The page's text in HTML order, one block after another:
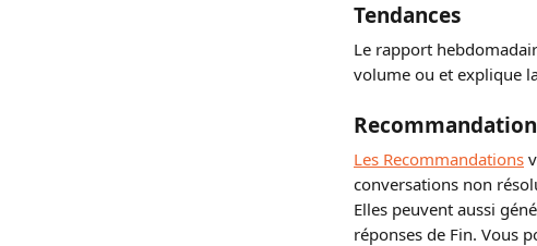
Tendances
Le rapport
volume ou et explique
Les Recommandations
conversations non
Elles peuvent aussi
réponses de Fin. Vous